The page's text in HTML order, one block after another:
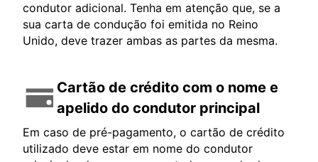
condutor adicional. Tenha em atenção que, se a
sua carta de condução foi emitida no Reino
Unido, deve trazer ambas as partes da mesma.
Cartão de crédito com o nome e
apelido do condutor principal
Em caso de pré-pagamento, o cartão de crédito
utilizado deve estar em nome do condutor